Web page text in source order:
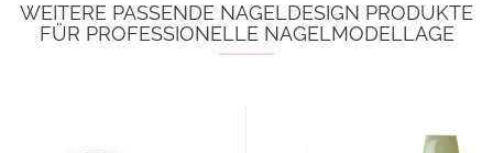
WEITERE PASSENDE NAGELDESIGN PRODUKTE
FÜR PROFESSIONELLE NAGELMODELLAGE